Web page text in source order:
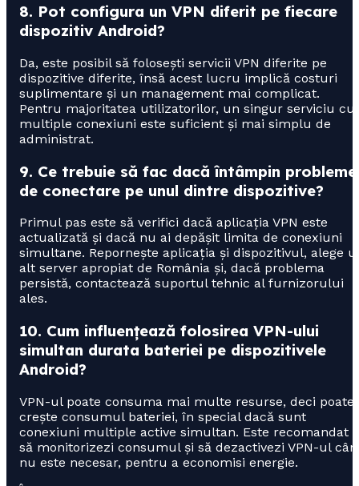
8. Pot configura un VPN diferit pe fiecare
dispozitiv Android?
Da, este posibil să folosești servicii VPN diferite pe
dispozitive diferite, însă acest lucru implică costuri
suplimentare și un management mai complicat.
Pentru majoritatea utilizatorilor, un singur serviciu cu
multiple conexiuni este suficient și mai simplu de
administrat.
9. Ce trebuie să fac dacă întâmpin probleme
de conectare pe unul dintre dispozitive?
Primul pas este să verifici dacă aplicația VPN este
actualizată și dacă nu ai depășit limita de conexiuni
simultane. Repornește aplicația și dispozitivul, alege
alt server apropiat de România și, dacă problema
persistă, contactează suportul tehnic al furnizorului
ales.
10. Cum influențează folosirea VPN-ului
simultan durata bateriei pe dispozitivele
Android?
VPN-ul poate consuma mai multe resurse, deci poate
crește consumul bateriei, în special dacă sunt
conexiuni multiple active simultan. Este recomandat
să monitorizezi consumul și să dezactivezi VPN-ul
nu este necesar, pentru a economisi energie.